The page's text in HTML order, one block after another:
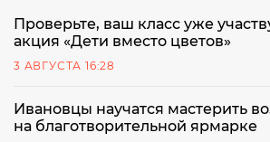
Проверьте, ваш класс уже
акция «Дети вместо цветов»
3 АВГУСТА 16:28
Ивановцы научатся мастерить
на благотворительной ярмарке